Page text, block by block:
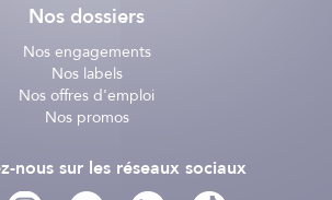
Nos dossiers
Nos engagements
Nos labels
Nos offres d'emploi
Nos promos
nous sur les réseaux sociaux